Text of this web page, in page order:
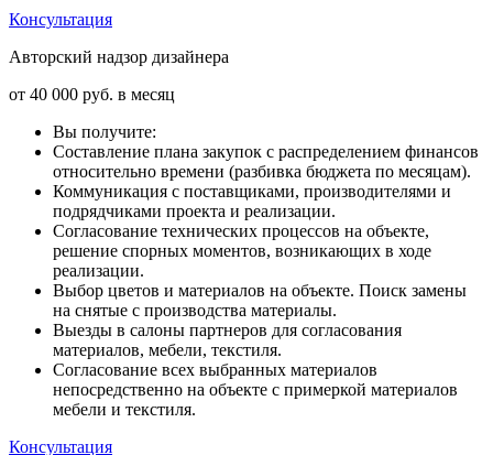
Консультация
Авторский надзор дизайнера
от 40 000 руб. в месяц
Вы получите:
Составление плана закупок с распределением финансов
относительно времени (разбивка бюджета по месяцам).
Коммуникация с поставщиками, производителями и
подрядчиками проекта и реализации.
Согласование технических процессов на объекте,
решение спорных моментов, возникающих в ходе
реализации.
Выбор цветов и материалов на объекте. Поиск замены
на снятые с производства материалы.
Выезды в салоны партнеров для согласования
материалов, мебели, текстиля.
Согласование всех выбранных материалов
непосредственно на объекте с примеркой материалов
мебели и текстиля.
Консультация